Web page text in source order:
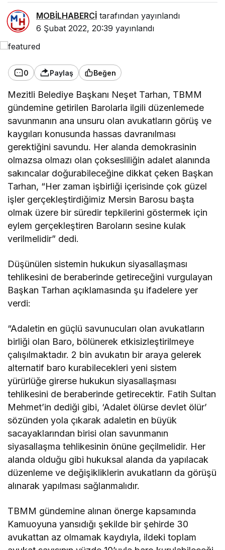
MOBİLHABERCİ tarafından yayınlandı
6 Şubat 2022, 20:39 yayınlandı
0 Paylaş Beğen
Mezitli Belediye Başkanı Neşet Tarhan, TBMM
gündemine getirilen Barolarla ilgili düzenlemede
savunmanın ana unsuru olan avukatların görüş ve
kaygıları konusunda hassas davranılması
gerektiğini savundu. Her alanda demokrasinin
olmazsa olmazı olan çoksesliliğin adalet alanında
sakıncalar doğurabileceğine dikkat çeken Başkan
Tarhan, “Her zaman işbirliği içerisinde çok güzel
işler gerçekleştirdiğimiz Mersin Barosu başta
olmak üzere bir süredir tepkilerini göstermek için
eylem gerçekleştiren Baroların sesine kulak
verilmelidir” dedi.
Düşünülen sistemin hukukun siyasallaşması
tehlikesini de beraberinde getireceğini vurgulayan
Başkan Tarhan açıklamasında şu ifadelere yer
verdi:
“Adaletin en güçlü savunucuları olan avukatların
birliği olan Baro, bölünerek etkisizleştirilmeye
çalışılmaktadır. 2 bin avukatın bir araya gelerek
alternatif baro kurabilecekleri yeni sistem
yürürlüğe girerse hukukun siyasallaşması
tehlikesini de beraberinde getirecektir. Fatih Sultan
Mehmet’in dediği gibi, ‘Adalet ölürse devlet ölür’
sözünden yola çıkarak adaletin en büyük
sacayaklarından birisi olan savunmanın
siyasallaşma tehlikesinin önüne geçilmelidir. Her
alanda olduğu gibi hukuksal alanda da yapılacak
düzenleme ve değişikliklerin avukatların da görüşü
alınarak yapılması sağlanmalıdır.
TBMM gündemine alınan önerge kapsamında
Kamuoyuna yansıdığı şekilde bir şehirde 30
avukattan az olmamak kaydıyla, ildeki toplam